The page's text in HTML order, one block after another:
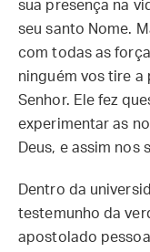
sua presença na
seu santo Nome.
com todas as
ninguém vos tire a
Senhor. Ele fez
experimentar as
Deus, e assim nos
Dentro da
testemunho da
apostolado